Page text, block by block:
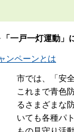
「一戸一灯運動」
ンペーンとは
市では、「安
これまで青色
るさまざまな
いても各種パ